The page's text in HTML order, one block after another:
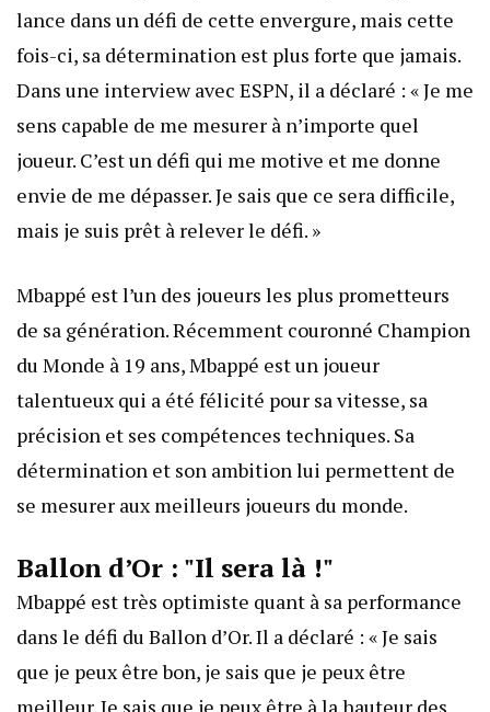
lance dans un défi de cette envergure, mais cette
fois-ci, sa détermination est plus forte que jamais.
Dans une interview avec ESPN, il a déclaré : « Je me
sens capable de me mesurer à n’importe quel
joueur. C’est un défi qui me motive et me donne
envie de me dépasser. Je sais que ce sera difficile,
mais je suis prêt à relever le défi. »
Mbappé est l’un des joueurs les plus prometteurs
de sa génération. Récemment couronné Champion
du Monde à 19 ans, Mbappé est un joueur
talentueux qui a été félicité pour sa vitesse, sa
précision et ses compétences techniques. Sa
détermination et son ambition lui permettent de
se mesurer aux meilleurs joueurs du monde.
Ballon d’Or : "Il sera là !"
Mbappé est très optimiste quant à sa performance
dans le défi du Ballon d’Or. Il a déclaré : « Je sais
que je peux être bon, je sais que je peux être
meilleur. Je sais que je peux être à la hauteur des